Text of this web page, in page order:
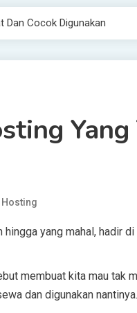
Dan Cocok Digunakan
Yang
Hosting
yang mahal, hadir
membuat kita mau tak
dan digunakan nantinya.